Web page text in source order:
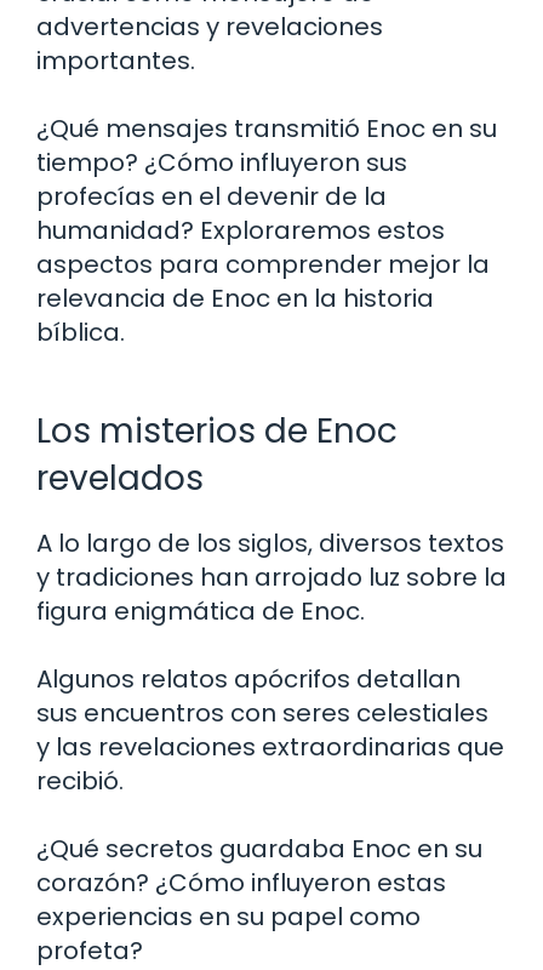
advertencias y revelaciones
importantes.
¿Qué mensajes transmitió Enoc en su
tiempo? ¿Cómo influyeron sus
profecías en el devenir de la
humanidad? Exploraremos estos
aspectos para comprender mejor la
relevancia de Enoc en la historia
bíblica.
Los misterios de Enoc
revelados
A lo largo de los siglos, diversos textos
y tradiciones han arrojado luz sobre la
figura enigmática de Enoc.
Algunos relatos apócrifos detallan
sus encuentros con seres celestiales
y las revelaciones extraordinarias que
recibió.
¿Qué secretos guardaba Enoc en su
corazón? ¿Cómo influyeron estas
experiencias en su papel como
profeta?